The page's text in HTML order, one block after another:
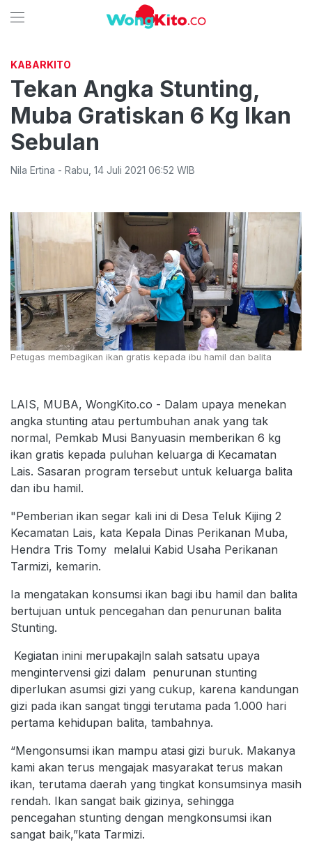
KABARKITO
Tekan Angka Stunting,
Muba Gratiskan 6 Kg Ikan
Sebulan
Nila Ertina - Rabu 14 Juli 2021 06:52 WIB
Petugas membagikan ikan gratis kepada ibu hamil dan balita
LAIS, MUBA, WongKito.co - Dalam upaya menekan
angka stunting atau pertumbuhan anak yang tak
normal, Pemkab Musi Banyuasin memberikan 6 kg
ikan gratis kepada puluhan keluarga di Kecamatan
Lais. Sasaran program tersebut untuk keluarga balita
dan ibu hamil.
"Pemberian ikan segar kali ini di Desa Teluk Kijing 2
Kecamatan Lais, kata Kepala Dinas Perikanan Muba,
Hendra Tris Tomy melalui Kabid Usaha Perikanan
Tarmizi, kemarin.
Ia mengatakan konsumsi ikan bagi ibu hamil dan balita
bertujuan untuk pencegahan dan penurunan balita
Stunting.
Kegiatan inini merupakajln salah satsatu upaya
mengintervensi gizi dalam penurunan stunting
diperlukan asumsi gizi yang cukup, karena kandungan
gizi pada ikan sangat tinggi terutama pada 1.000 hari
pertama kehidupan balita, tambahnya.
“Mengonsumsi ikan mampu atasi gizi buruk. Makanya
kami akan terus mengajak masyarakat terus makan
ikan, terutama daerah yang tingkat konsumsinya masih
rendah. Ikan sangat baik gizinya, sehingga
pencegahan stunting dengan mengkonsumsi ikan
sangat baik,”kata Tarmizi.